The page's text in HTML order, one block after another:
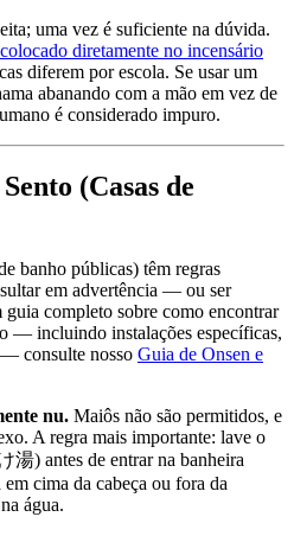
uma vez é suficiente na dúvida.
diretamente no incensário
diferem por escola. Se usar um
abanando com a mão em vez de
é considerado impuro.
(Casas de
banho públicas) têm regras
em advertência — ou ser
guia completo sobre como encontrar
— incluindo instalações específicas,
— consulte nosso Guia de Onsen e
nu. Maiôs não são permitidos, e
A regra mais importante: lave o
湯) antes de entrar na banheira
cima da cabeça ou fora da
água.